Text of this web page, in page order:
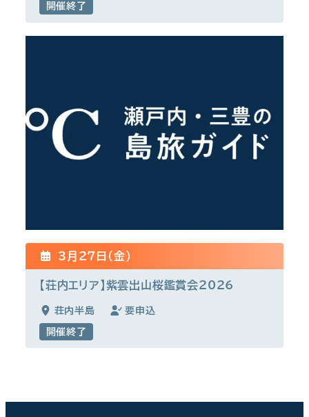
開催終了
3月27日(金)
【荘内エリア】紫雲出山桜鑑賞会2026
荘内半島 要申込
開催終了